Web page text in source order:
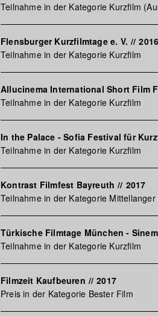
Teilnahme in der Kategorie Kurzfilm
Flensburger Kurzfilmtage e. V. // 2016
Teilnahme in der Kategorie Kurzfilm
Allucinema International Short Film
Teilnahme in der Kategorie Kurzfilm
In the Palace - Sofia Festival für
Teilnahme in der Kategorie Kurzfilm
Kontrast Filmfest Bayreuth // 2017
Teilnahme in der Kategorie Mittellanger
Türkische Filmtage München -
Teilnahme in der Kategorie Kurzfilm
Filmzeit Kaufbeuren // 2017
Preis in der Kategorie Bester Film